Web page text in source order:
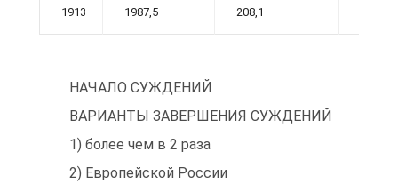
1913 1987,5 208,1
НАЧАЛО СУЖДЕНИЙ
ВАРИАНТЫ ЗАВЕРШЕНИЯ СУЖДЕНИЙ
1) более чем в 2 раза
2) Европейской России